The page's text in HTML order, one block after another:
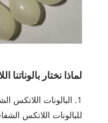
لماذا نختار بالوناتنا
1. البالونات اللاتكس
للبالونات اللاتكس